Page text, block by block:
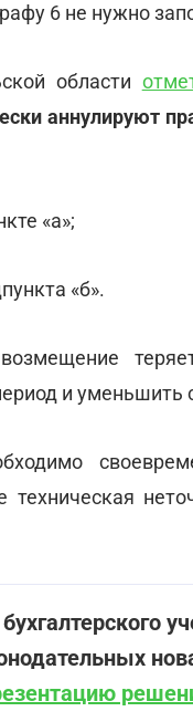
6 не нужно
области
аннулируют
«а»;
«б».
и